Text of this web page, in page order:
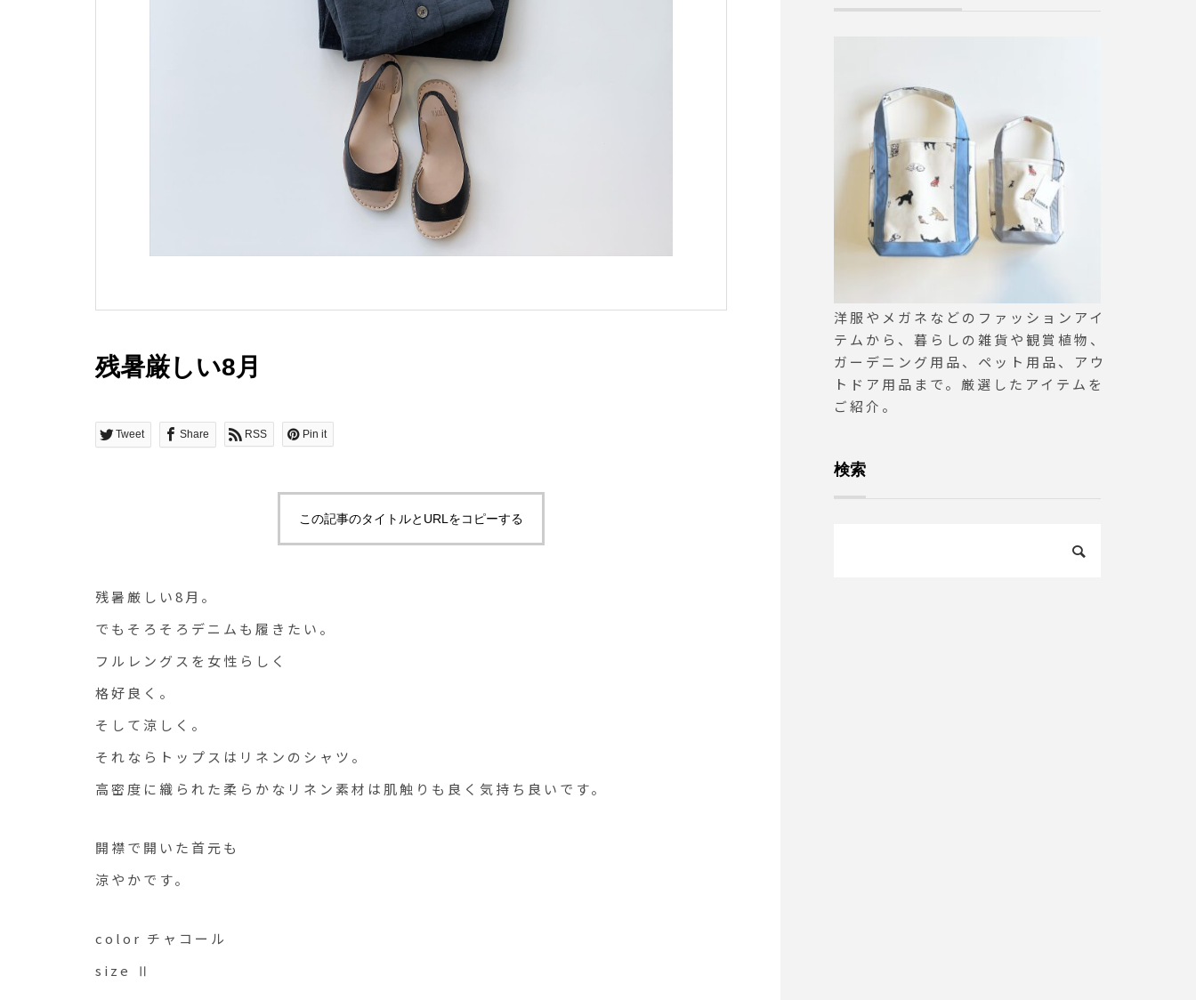
残暑厳しい8月
Tweet Share RSS Pin it
この記事のタイトルとURLをコピーする
残暑厳しい8月。
でもそろそろデニムも履きたい。
フルレングスを女性らしく
格好良く。
そして涼しく。
それならトップスはリネンのシャツ。
高密度に織られた柔らかなリネン素材は肌触りも良く気持ち良いです。
開襟で開いた首元も
涼やかです。
color チャコール
size Ⅱ
陰
洋服やメガネなどのファッションアイ
テムから、暮らしの雑貨や観賞植物、
ガーデニング用品、ペット用品、アウ
トドア用品まで。厳選したアイテムを
ご紹介。
検索